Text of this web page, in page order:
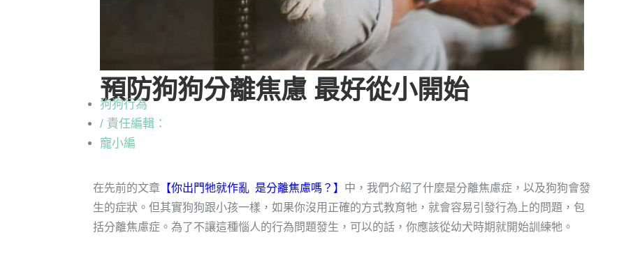
預防狗狗分離焦慮 最好從小開始
狗狗行為
/ 責任編輯：
寵小編
在先前的文章 【你出門牠就作亂 是分離焦慮嗎？】 中，我們介紹了什麼是分離焦慮症，以及狗狗會發
生的症狀。但其實狗狗跟小孩一樣，如果你沒用正確的方式教育牠，就會容易引發行為上的問題，包
括分離焦慮症。為了不讓這種惱人的行為問題發生，可以的話，你應該從幼犬時期就開始訓練牠。